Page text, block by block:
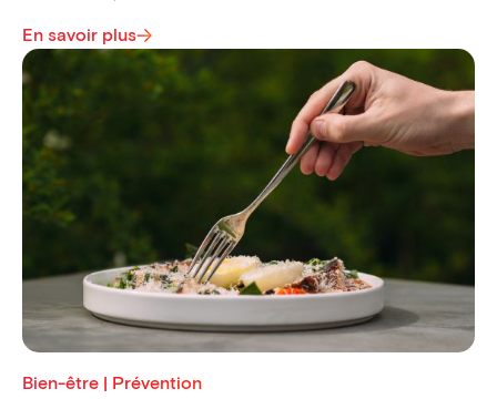
En savoir plus
Bien-être | Prévention